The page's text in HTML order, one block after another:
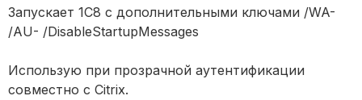
Запускает 1С8 с дополнительными ключами /WA-
/AU- /DisableStartupMessages
Использую при прозрачной аутентификации
совместно с Citrix.